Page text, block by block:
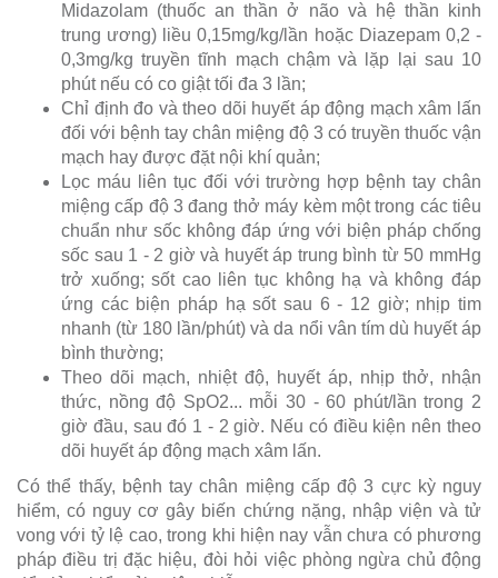
Midazolam (thuốc an thần ở não và hệ thần kinh
trung ương) liều 0,15mg/kg/lần hoặc Diazepam 0,2 -
0,3mg/kg truyền tĩnh mạch chậm và lặp lại sau 10
phút nếu có co giật tối đa 3 lần;
Chỉ định đo và theo dõi huyết áp động mạch xâm lấn
đối với bệnh tay chân miệng độ 3 có truyền thuốc vận
mạch hay được đặt nội khí quản;
Lọc máu liên tục đối với trường hợp bệnh tay chân
miệng cấp độ 3 đang thở máy kèm một trong các tiêu
chuẩn như sốc không đáp ứng với biện pháp chống
sốc sau 1 - 2 giờ và huyết áp trung bình từ 50 mmHg
trở xuống; sốt cao liên tục không hạ và không đáp
ứng các biện pháp hạ sốt sau 6 - 12 giờ; nhịp tim
nhanh (từ 180 lần/phút) và da nổi vân tím dù huyết áp
bình thường;
Theo dõi mạch, nhiệt độ, huyết áp, nhịp thở, nhận
thức, nồng độ SpO2... mỗi 30 - 60 phút/lần trong 2
giờ đầu, sau đó 1 - 2 giờ. Nếu có điều kiện nên theo
dõi huyết áp động mạch xâm lấn.
Có thể thấy, bệnh tay chân miệng cấp độ 3 cực kỳ nguy
hiểm, có nguy cơ gây biến chứng nặng, nhập viện và tử
vong với tỷ lệ cao, trong khi hiện nay vẫn chưa có phương
pháp điều trị đặc hiệu, đòi hỏi việc phòng ngừa chủ động